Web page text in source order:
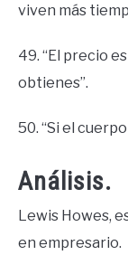
viven más
49. “El precio
obtienes”.
50. “Si el
Análisis.
Lewis Howes,
en empresario.